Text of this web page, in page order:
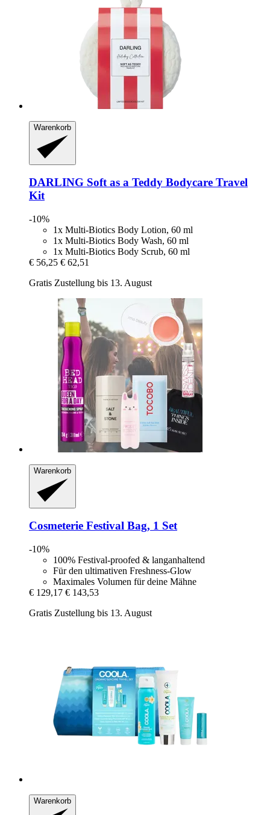
Warenkorb
DARLING Soft as a Teddy Bodycare Travel
Kit
-10%
1x Multi-Biotics Body Lotion, 60 ml
1x Multi-Biotics Body Wash, 60 ml
1x Multi-Biotics Body Scrub, 60 ml
€ 56,25 € 62,51
Gratis Zustellung bis 13. August
Warenkorb
Cosmeterie Festival Bag, 1 Set
-10%
100% Festival-proofed & langanhaltend
Für den ultimativen Freshness-Glow
Maximales Volumen für deine Mähne
€ 129,17 € 143,53
Gratis Zustellung bis 13. August
Warenkorb